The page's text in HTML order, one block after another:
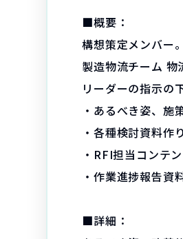
■概要：
構想策定メンバー。
製造物流チーム 物
リーダーの指示の
・あるべき姿、施
・各種検討資料作
・RFI担当コンテ
・作業進捗報告資
■詳細：